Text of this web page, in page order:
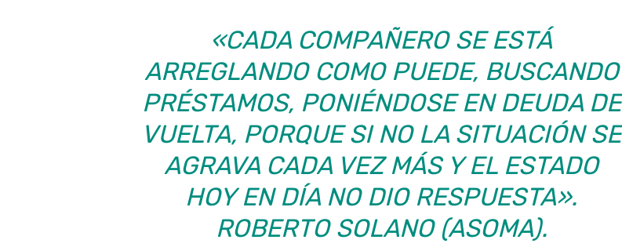
«CADA COMPAÑERO SE ESTÁ
ARREGLANDO COMO PUEDE, BUSCANDO
PRÉSTAMOS, PONIÉNDOSE EN DEUDA DE
VUELTA, PORQUE SI NO LA SITUACIÓN SE
AGRAVA CADA VEZ MÁS Y EL ESTADO
HOY EN DÍA NO DIO RESPUESTA».
ROBERTO SOLANO (ASOMA).